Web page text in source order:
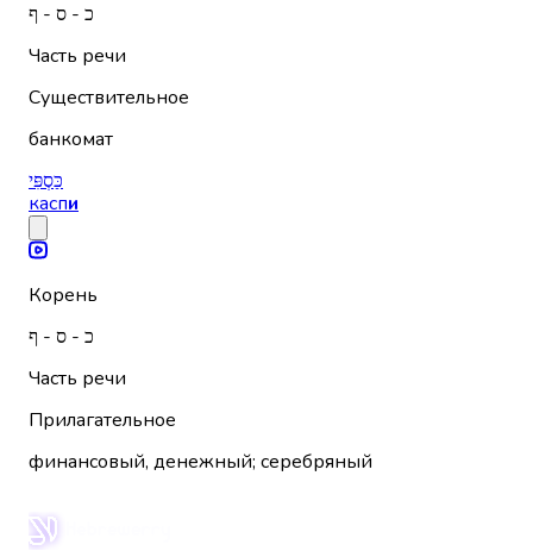
כ - ס - ף
Часть речи
Существительное
банкомат
כַּסְפִּי
каспи
Корень
כ - ס - ף
Часть речи
Прилагательное
финансовый, денежный; серебряный